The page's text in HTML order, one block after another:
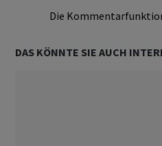
Die
DAS KÖNNTE SIE AUCH